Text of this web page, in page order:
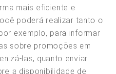
mais eficiente e
poderá realizar tanto o
exemplo, para informar
sobre promoções em
las, quanto enviar
a disponibilidade de